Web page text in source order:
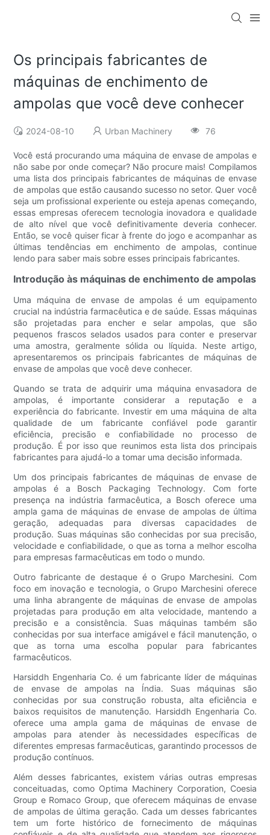
Os principais fabricantes de
máquinas de enchimento de
ampolas que você deve conhecer
2024-08-10 Urban Machinery 76
Você está procurando uma máquina de envase de ampolas e
não sabe por onde começar? Não procure mais! Compilamos
uma lista dos principais fabricantes de máquinas de envase
de ampolas que estão causando sucesso no setor. Quer você
seja um profissional experiente ou esteja apenas começando,
essas empresas oferecem tecnologia inovadora e qualidade
de alto nível que você definitivamente deveria conhecer.
Então, se você quiser ficar à frente do jogo e acompanhar as
últimas tendências em enchimento de ampolas, continue
lendo para saber mais sobre esses principais fabricantes.
Introdução às máquinas de enchimento de ampolas
Uma máquina de envase de ampolas é um equipamento
crucial na indústria farmacêutica e de saúde. Essas máquinas
são projetadas para encher e selar ampolas, que são
pequenos frascos selados usados ​​para conter e preservar
uma amostra, geralmente sólida ou líquida. Neste artigo,
apresentaremos os principais fabricantes de máquinas de
envase de ampolas que você deve conhecer.
Quando se trata de adquirir uma máquina envasadora de
ampolas, é importante considerar a reputação e a
experiência do fabricante. Investir em uma máquina de alta
qualidade de um fabricante confiável pode garantir
eficiência, precisão e confiabilidade no processo de
produção. É por isso que reunimos esta lista dos principais
fabricantes para ajudá-lo a tomar uma decisão informada.
Um dos principais fabricantes de máquinas de envase de
ampolas é a Bosch Packaging Technology. Com forte
presença na indústria farmacêutica, a Bosch oferece uma
ampla gama de máquinas de envase de ampolas de última
geração, adequadas para diversas capacidades de
produção. Suas máquinas são conhecidas por sua precisão,
velocidade e confiabilidade, o que as torna a melhor escolha
para empresas farmacêuticas em todo o mundo.
Outro fabricante de destaque é o Grupo Marchesini. Com
foco em inovação e tecnologia, o Grupo Marchesini oferece
uma linha abrangente de máquinas de envase de ampolas
projetadas para produção em alta velocidade, mantendo a
precisão e a consistência. Suas máquinas também são
conhecidas por sua interface amigável e fácil manutenção, o
que as torna uma escolha popular para fabricantes
farmacêuticos.
Harsiddh Engenharia Co. é um fabricante líder de máquinas
de envase de ampolas na Índia. Suas máquinas são
conhecidas por sua construção robusta, alta eficiência e
baixos requisitos de manutenção. Harsiddh Engenharia Co.
oferece uma ampla gama de máquinas de envase de
ampolas para atender às necessidades específicas de
diferentes empresas farmacêuticas, garantindo processos de
produção contínuos.
Além desses fabricantes, existem várias outras empresas
conceituadas, como Optima Machinery Corporation, Coesia
Group e Romaco Group, que oferecem máquinas de envase
de ampolas de última geração. Cada um desses fabricantes
tem um forte histórico de fornecimento de máquinas